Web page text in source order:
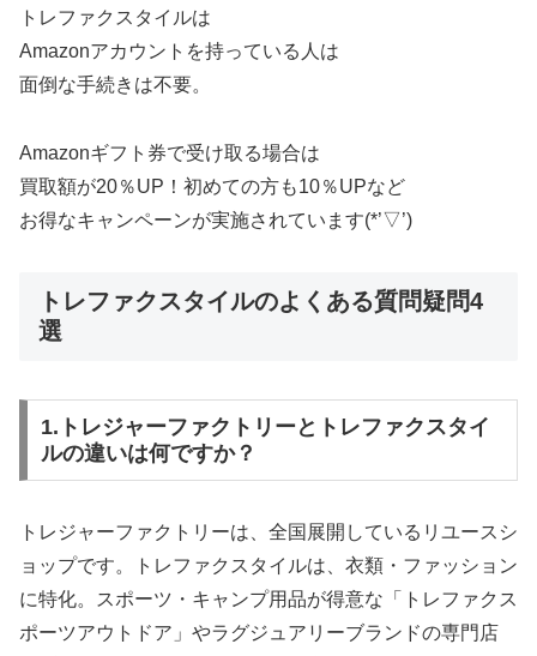
トレファクスタイルは
Amazonアカウントを持っている人は
面倒な手続きは不要。
Amazonギフト券で受け取る場合は
買取額が20％UP！初めての方も10％UPなど
お得なキャンペーンが実施されています(*’▽’)
トレファクスタイルのよくある質問疑問4
選
1.トレジャーファクトリーとトレファクスタイ
ルの違いは何ですか？
トレジャーファクトリーは、全国展開しているリユースシ
ョップです。トレファクスタイルは、衣類・ファッション
に特化。スポーツ・キャンプ用品が得意な「トレファクス
ポーツアウトドア」やラグジュアリーブランドの専門店